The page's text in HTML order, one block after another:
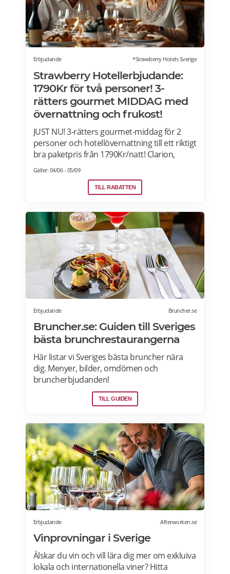
Erbjudande *Strawberry Hotels Sverige
Strawberry Hotellerbjudande:
1790Kr för två personer! 3-
rätters gourmet MIDDAG med
övernattning och frukost!
JUST NU! 3-rätters gourmet-middag för 2
personer och hotellövernattning till ett riktigt
bra paketpris från 1790Kr/natt! Clarion,
Quality Hotel, Comfort Hotel and Home
Hotel i Sverige, Norge, Danmark och Finland.
Paketet är tillgängligt alla dagar i veckan
fram till 13 september. 2026. Boka senast
den 12 september>>>
Gäller: 04/06 - 05/09
TILL RABATTEN
Erbjudande Bruncher.se
Bruncher.se: Guiden till Sveriges
bästa brunchrestaurangerna
Här listar vi Sveriges bästa bruncher nära
dig. Menyer, bilder, omdömen och
bruncherbjudanden!
TILL GUIDEN
Erbjudande Afterworken.se
Vinprovningar i Sverige
Älskar du vin och vill lära dig mer om exkluiva
lokala och internationella viner? Hitta